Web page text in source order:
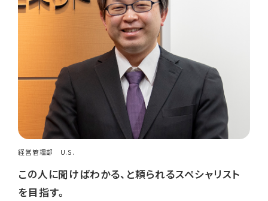
経営管理部 U.S.
この人に聞けばわかる、と頼られるスペシャリスト
を目指す。